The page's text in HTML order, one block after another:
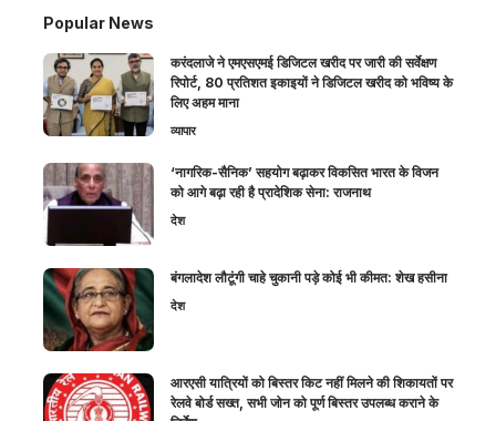
Popular News
करंदलाजे ने एमएसएमई डिजिटल खरीद पर जारी की सर्वेक्षण
रिपोर्ट, 80 प्रतिशत इकाइयों ने डिजिटल खरीद को भविष्य के
लिए अहम माना
व्यापार
‘नागरिक-सैनिक’ सहयोग बढ़ाकर विकसित भारत के विजन
को आगे बढ़ा रही है प्रादेशिक सेना: राजनाथ
देश
बंगलादेश लौटूंगी चाहे चुकानी पड़े कोई भी कीमत: शेख हसीना
देश
आरएसी यात्रियों को बिस्तर किट नहीं मिलने की शिकायतों पर
रेलवे बोर्ड सख्त, सभी जोन को पूर्ण बिस्तर उपलब्ध कराने के